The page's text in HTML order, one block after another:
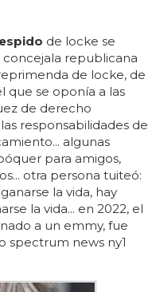
de locke se
concejala republicana
de locke, de
que se oponía a las
de derecho
responsabilidades de
algunas
para amigos,
otra persona tuiteó:
la vida, hay
la vida... en 2022, el
a un emmy, fue
spectrum news ny1